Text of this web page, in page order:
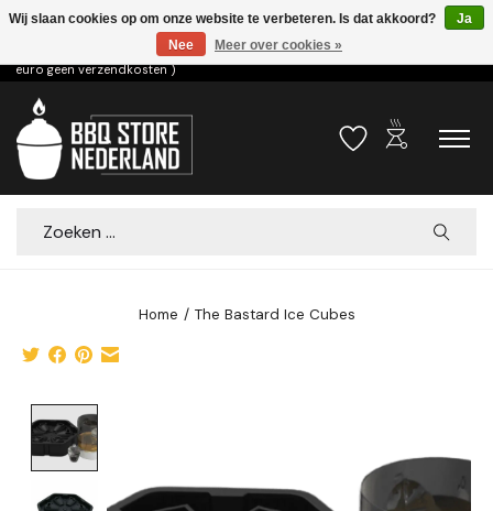
Voor 15.00u besteld dezelfde dag verzonden! ( 6,95 verzendkosten, vanaf 75
euro geen verzendkosten )
Verlanglijst
outdoor_grill
Zoeken
Home / The Bastard Ice Cubes
Wij slaan cookies op om onze website te verbeteren. Is dat akkoord?
Ja
Nee
Meer over cookies »